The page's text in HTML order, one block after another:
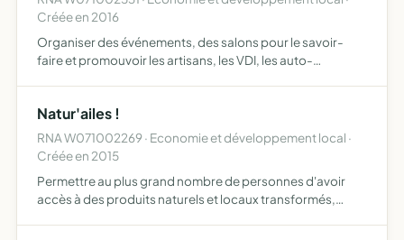
Créée en 2016
Organiser des événements, des salons pour le savoir-
faire et promouvoir les artisans, les VDI, les auto-
d'événement …
Natur'ailes !
RNA W071002269 · Economie et développement local ·
Créée en 2015
Permettre au plus grand nombre de personnes d'avoir
accès à des produits naturels et locaux transformés,